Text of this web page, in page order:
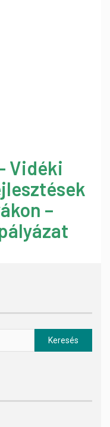
Vidéki
–